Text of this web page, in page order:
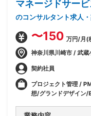
マネージドサー
のコンサルタント求人
〜150 万円/月(
神奈川県川崎市 / 武蔵
契約社員
プロジェクト管理 /
想/グランドデザイン/